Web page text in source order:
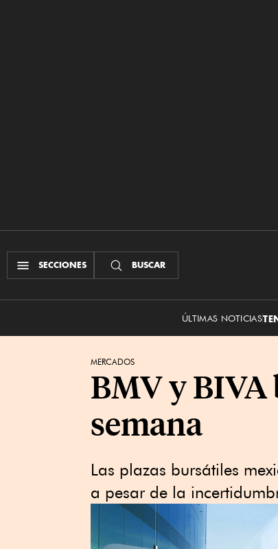
SECCIONES BUSCAR
ÚLTIMAS NOTICIAS
MERCADOS
BMV y BIVA
semana
Las plazas bursátiles
a pesar de la